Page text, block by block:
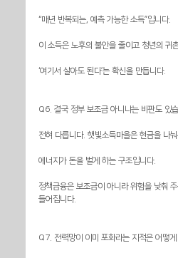
“매년 반복되는, 예측 가능한 소득”입니다.
이 소득은 노후의 불안을 줄이고 청년의 귀
‘여기서 살아도 된다’는 확신을 만듭니다.
Q6. 결국 정부 보조금 아니냐는 비판도 있
전혀 다릅니다. 햇빛소득마을은 현금을 나
에너지가 돈을 벌게 하는 구조입니다.
정책금융은 보조금이 아니라 위험을 낮춰
들어집니다.
Q7. 전력망이 이미 포화라는 지적은 어떻게